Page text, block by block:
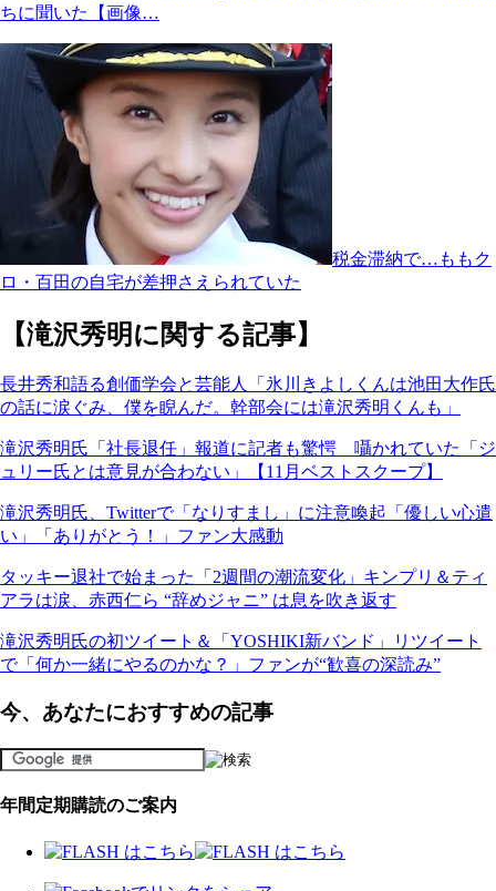
ちに聞いた【画像…
税金滞納で…ももク
ロ・百田の自宅が差押さえられていた
【滝沢秀明に関する記事】
長井秀和語る創価学会と芸能人「氷川きよしくんは池田大作氏
の話に涙ぐみ、僕を睨んだ。幹部会には滝沢秀明くんも」
滝沢秀明氏「社長退任」報道に記者も驚愕 囁かれていた「ジ
ュリー氏とは意見が合わない」【11月ベストスクープ】
滝沢秀明氏、Twitterで「なりすまし」に注意喚起「優しい心遣
い」「ありがとう！」ファン大感動
タッキー退社で始まった「2週間の潮流変化」キンプリ＆ティ
アラは涙、赤西仁ら “辞めジャニ” は息を吹き返す
滝沢秀明氏の初ツイート＆「YOSHIKI新バンド」リツイート
で「何か一緒にやるのかな？」ファンが“歓喜の深読み”
今、あなたにおすすめの記事
年間定期購読のご案内